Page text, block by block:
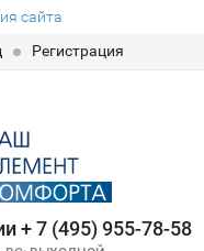
сайта
Регистрация
+ 7 (495) 955-78-58